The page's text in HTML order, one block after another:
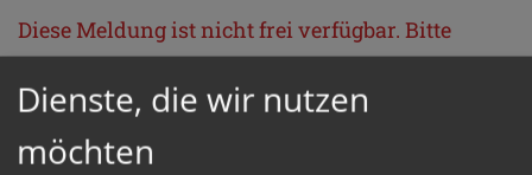
Diese Meldung ist nicht frei verfügbar. Bitte
loggen Sie sich ein, oder bestellen Sie das
ProduktKathpress_online.
Dienste, die wir nutzen
möchten